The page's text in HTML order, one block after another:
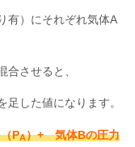
有）にそれぞれ気体A
合させると、
した値になります。
PA）+ 気体Bの圧力